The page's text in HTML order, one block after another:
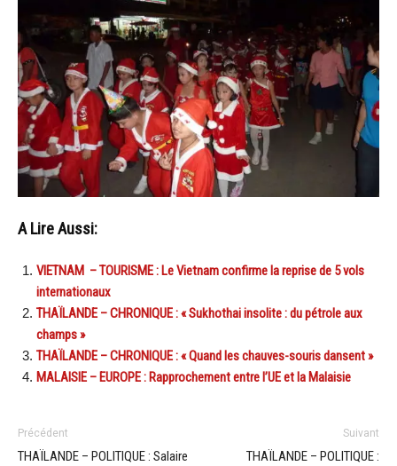
A Lire Aussi:
VIETNAM – TOURISME : Le Vietnam confirme la reprise de 5 vols
internationaux
THAÏLANDE – CHRONIQUE : « Sukhothai insolite : du pétrole aux
champs »
THAÏLANDE – CHRONIQUE : « Quand les chauves-souris dansent »
MALAISIE – EUROPE : Rapprochement entre l’UE et la Malaisie
Précédent
THAÏLANDE – POLITIQUE : Salaire
Suivant
THAÏLANDE – POLITIQUE :